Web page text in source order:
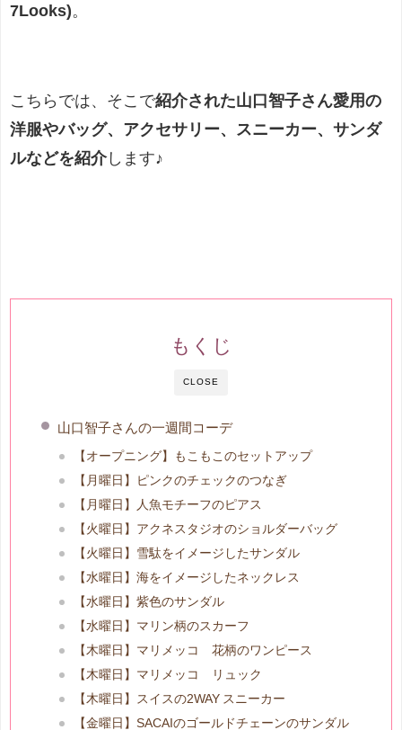
7Looks)。
こちらでは、そこで紹介された山口智子さん愛用の
洋服やバッグ、アクセサリー、スニーカー、サンダ
ルなどを紹介します♪
CLOSE
もくじ
山口智子さんの一週間コーデ
【オープニング】もこもこのセットアップ
【月曜日】ピンクのチェックのつなぎ
【月曜日】人魚モチーフのピアス
【火曜日】アクネスタジオのショルダーバッグ
【火曜日】雪駄をイメージしたサンダル
【水曜日】海をイメージしたネックレス
【水曜日】紫色のサンダル
【水曜日】マリン柄のスカーフ
【木曜日】マリメッコ 花柄のワンピース
【木曜日】マリメッコ リュック
【木曜日】スイスの2WAY スニーカー
【金曜日】SACAIのゴールドチェーンのサンダル